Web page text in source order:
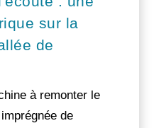
sur la
de
à remonter le
de